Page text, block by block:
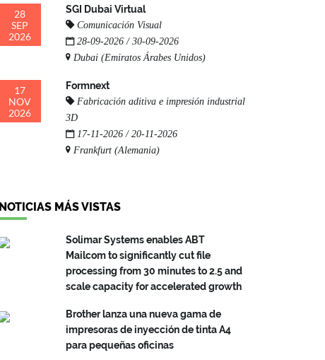
28
SEP
2026
SGI Dubai Virtual
Comunicación Visual
28-09-2026 / 30-09-2026
Dubai (Emiratos Árabes Unidos)
17
NOV
2026
Formnext
Fabricación aditiva e impresión industrial
3D
17-11-2026 / 20-11-2026
Frankfurt (Alemania)
NOTICIAS MÁS VISTAS
Solimar Systems enables ABT
Mailcom to significantly cut file
processing from 30 minutes to 2.5 and
scale capacity for accelerated growth
Brother lanza una nueva gama de
impresoras de inyección de tinta A4
para pequeñas oficinas